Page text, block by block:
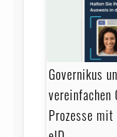
Governikus
vereinfachen
Prozesse mit